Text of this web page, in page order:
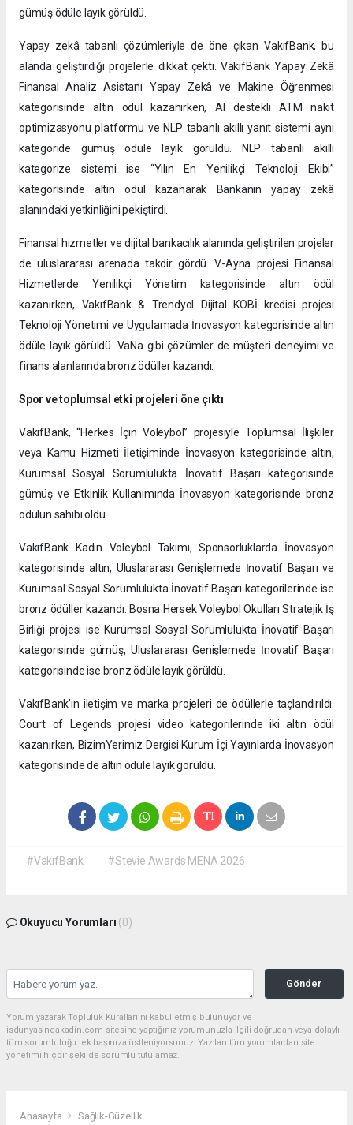
gümüş ödüle layık görüldü.
Yapay zekâ tabanlı çözümleriyle de öne çıkan VakıfBank, bu
alanda geliştirdiği projelerle dikkat çekti. VakıfBank Yapay Zekâ
Finansal Analiz Asistanı Yapay Zekâ ve Makine Öğrenmesi
kategorisinde altın ödül kazanırken, AI destekli ATM nakit
optimizasyonu platformu ve NLP tabanlı akıllı yanıt sistemi aynı
kategoride gümüş ödüle layık görüldü. NLP tabanlı akıllı
kategorize sistemi ise “Yılın En Yenilikçi Teknoloji Ekibi”
kategorisinde altın ödül kazanarak Bankanın yapay zekâ
alanındaki yetkinliğini pekiştirdi.
Finansal hizmetler ve dijital bankacılık alanında geliştirilen projeler
de uluslararası arenada takdir gördü. V-Ayna projesi Finansal
Hizmetlerde Yenilikçi Yönetim kategorisinde altın ödül
kazanırken, VakıfBank & Trendyol Dijital KOBİ kredisi projesi
Teknoloji Yönetimi ve Uygulamada İnovasyon kategorisinde altın
ödüle layık görüldü. VaNa gibi çözümler de müşteri deneyimi ve
finans alanlarında bronz ödüller kazandı.
Spor ve toplumsal etki projeleri öne çıktı
VakıfBank, “Herkes İçin Voleybol” projesiyle Toplumsal İlişkiler
veya Kamu Hizmeti İletişiminde İnovasyon kategorisinde altın,
Kurumsal Sosyal Sorumlulukta İnovatif Başarı kategorisinde
gümüş ve Etkinlik Kullanımında İnovasyon kategorisinde bronz
ödülün sahibi oldu.
VakıfBank Kadın Voleybol Takımı, Sponsorluklarda İnovasyon
kategorisinde altın, Uluslararası Genişlemede İnovatif Başarı ve
Kurumsal Sosyal Sorumlulukta İnovatif Başarı kategorilerinde ise
bronz ödüller kazandı. Bosna Hersek Voleybol Okulları Stratejik İş
Birliği projesi ise Kurumsal Sosyal Sorumlulukta İnovatif Başarı
kategorisinde gümüş, Uluslararası Genişlemede İnovatif Başarı
kategorisinde ise bronz ödüle layık görüldü.
VakıfBank’ın iletişim ve marka projeleri de ödüllerle taçlandırıldı.
Court of Legends projesi video kategorilerinde iki altın ödül
kazanırken, BizimYerimiz Dergisi Kurum İçi Yayınlarda İnovasyon
kategorisinde de altın ödüle layık görüldü.
#VakıfBank #Stevie Awards MENA 2026
Okuyucu Yorumları (0)
Gönder
Yorum yazarak Topluluk Kuralları’nı kabul etmiş bulunuyor ve
isdunyasindakadin.com sitesine yaptığınız yorumunuzla ilgili doğrudan veya dolaylı
tüm sorumluluğu tek başınıza üstleniyorsunuz. Yazılan tüm yorumlardan site
yönetimi hiçbir şekilde sorumlu tutulamaz.
Anasayfa Sağlık-Güzellik